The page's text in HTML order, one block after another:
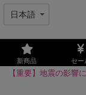
新商品 セー
【重要】地震の影響